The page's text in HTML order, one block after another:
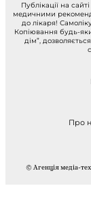
Публікації на
медичними
до лікаря!
Копіювання будь-
дім”,
Про
© Агенція медіа-